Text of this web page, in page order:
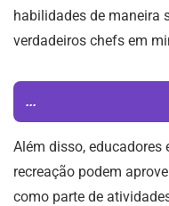
habilidades de maneira
verdadeiros chefs em
...
Além disso, educadores
recreação podem
como parte de